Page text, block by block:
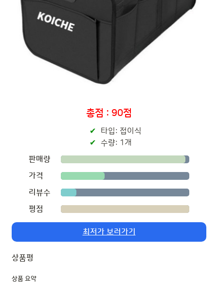
총점 : 90점
타입: 접이식
수량: 1개
판매량
가격
리뷰수
평점
최저가 보러가기
상품평
상품 요약